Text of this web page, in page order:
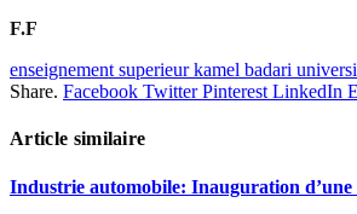
F.F
enseignement superieur kamel badari
Share. Facebook Twitter Pinterest LinkedIn
Article similaire
Industrie automobile: Inauguration